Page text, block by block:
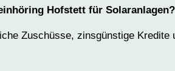
Hofstett für Solaranlagen?
Zuschüsse, zinsgünstige